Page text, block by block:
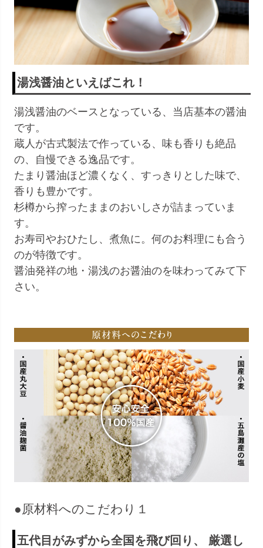
湯浅醤油といえばこれ！
湯浅醤油のベースとなっている、当店基本の醤油
です。
蔵人が古式製法で作っている、味も香りも絶品
の、自慢できる逸品です。
たまり醤油ほど濃くなく、すっきりとした味で、
香りも豊かです。
杉樽から搾ったままのおいしさが詰まっていま
す。
お寿司やおひたし、煮魚に。何のお料理にも合う
のが特徴です。
醤油発祥の地・湯浅のお醤油のを味わってみて下
さい。
●原材料へのこだわり１
五代目がみずから全国を飛び回り、 厳選し